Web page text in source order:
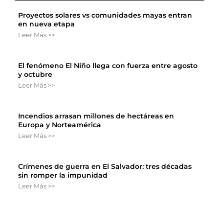
Proyectos solares vs comunidades mayas entran
en nueva etapa
Leer Más >>
El fenómeno El Niño llega con fuerza entre agosto
y octubre
Leer Más >>
Incendios arrasan millones de hectáreas en
Europa y Norteamérica
Leer Más >>
Crímenes de guerra en El Salvador: tres décadas
sin romper la impunidad
Leer Más >>